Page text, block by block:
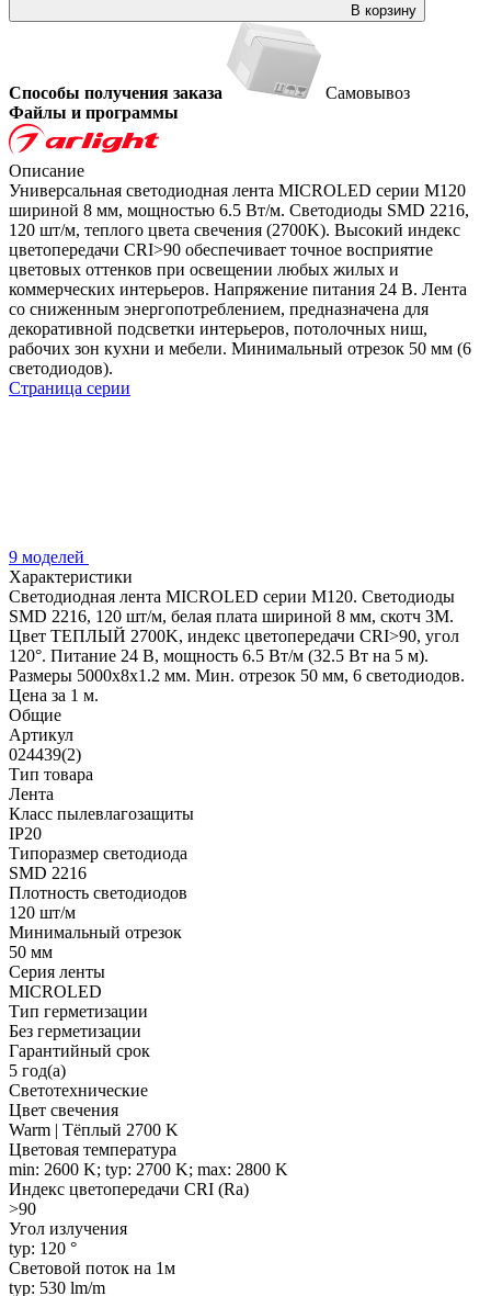
В корзину
Способы получения заказа
Самовывоз
Файлы и программы
Описание
Универсальная светодиодная лента MICROLED серии M120
шириной 8 мм, мощностью 6.5 Вт/м. Светодиоды SMD 2216,
120 шт/м, теплого цвета свечения (2700K). Высокий индекс
цветопередачи CRI>90 обеспечивает точное восприятие
цветовых оттенков при освещении любых жилых и
коммерческих интерьеров. Напряжение питания 24 В. Лента
со сниженным энергопотреблением, предназначена для
декоративной подсветки интерьеров, потолочных ниш,
рабочих зон кухни и мебели. Минимальный отрезок 50 мм (6
светодиодов).
Страница серии
9 моделей
Характеристики
Светодиодная лента MICROLED серии M120. Светодиоды
SMD 2216, 120 шт/м, белая плата шириной 8 мм, скотч 3M.
Цвет ТЕПЛЫЙ 2700K, индекс цветопередачи CRI>90, угол
120°. Питание 24 В, мощность 6.5 Вт/м (32.5 Вт на 5 м).
Размеры 5000x8x1.2 мм. Мин. отрезок 50 мм, 6 светодиодов.
Цена за 1 м.
Общие
Артикул
024439(2)
Тип товара
Лента
Класс пылевлагозащиты
IP20
Типоразмер светодиода
SMD 2216
Плотность светодиодов
120 шт/м
Минимальный отрезок
50 мм
Серия ленты
MICROLED
Тип герметизации
Без герметизации
Гарантийный срок
5 год(а)
Светотехнические
Цвет свечения
Warm | Тёплый 2700 K
Цветовая температура
min: 2600 K; typ: 2700 K; max: 2800 K
Индекс цветопередачи CRI (Ra)
>90
Угол излучения
typ: 120 °
Световой поток на 1м
typ: 530 lm/m